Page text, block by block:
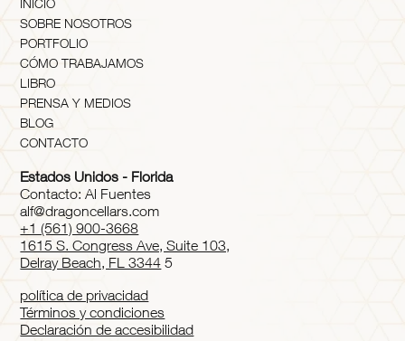
INICIO
SOBRE NOSOTROS
PORTFOLIO
CÓMO TRABAJAMOS
LIBRO
PRENSA Y MEDIOS
BLOG
CONTACTO
Estados Unidos - Florida
Contacto: Al Fuentes
alf@dragoncellars.com
+1 (561) 900-3668
1615 S. Congress Ave, Suite 103,
Delray Beach, FL 3344 5
política de privacidad
Términos y condiciones
Declaración de accesibilidad